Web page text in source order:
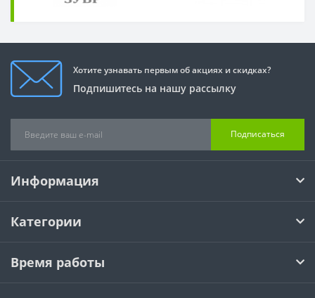
Хотите узнавать первым об акциях и скидках?
Подпишитесь на нашу рассылку
Подписаться
Информация
Категории
Время работы